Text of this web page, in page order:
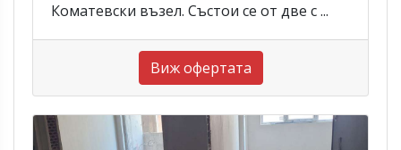
Коматевски възел. Състои се от две с ...
Виж офертата